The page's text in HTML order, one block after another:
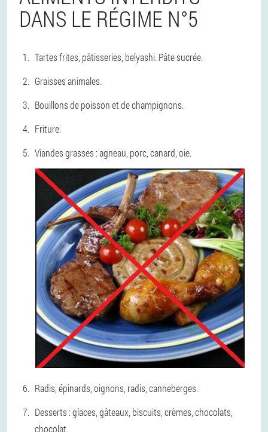
DANS LE RÉGIME N°5
Tartes frites, pâtisseries, belyashi. Pâte sucrée.
Graisses animales.
Bouillons de poisson et de champignons.
Friture.
Viandes grasses : agneau, porc, canard, oie.
Radis, épinards, oignons, radis, canneberges.
Desserts : glaces, gâteaux, biscuits, crèmes, chocolats,
chocolat.